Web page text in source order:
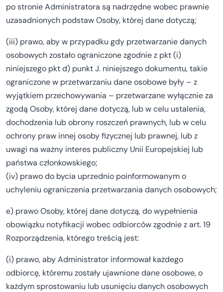
po stronie Administratora są nadrzędne wobec prawnie
uzasadnionych podstaw Osoby, której dane dotyczą;
(iii) prawo, aby w przypadku gdy przetwarzanie danych
osobowych zostało ograniczone zgodnie z pkt (i)
niniejszego pkt d) punkt J. niniejszego dokumentu, takie
ograniczone w przetwarzaniu dane osobowe były – z
wyjątkiem przechowywania – przetwarzane wyłącznie za
zgodą Osoby, której dane dotyczą, lub w celu ustalenia,
dochodzenia lub obrony roszczeń prawnych, lub w celu
ochrony praw innej osoby fizycznej lub prawnej, lub z
uwagi na ważny interes publiczny Unii Europejskiej lub
państwa członkowskiego;
(iv) prawo do bycia uprzednio poinformowanym o
uchyleniu ograniczenia przetwarzania danych osobowych;
e) prawo Osoby, której dane dotyczą, do wypełnienia
obowiązku notyfikacji wobec odbiorców zgodnie z art. 19
Rozporządzenia, którego treścią jest:
(i) prawo, aby Administrator informował każdego
odbiorcę, któremu zostały ujawnione dane osobowe, o
każdym sprostowaniu lub usunięciu danych osobowych